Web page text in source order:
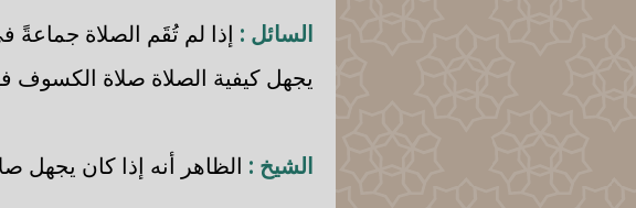
السائل : إذا لم تُقَم الصلاة
يجهل كيفية الصلاة صلاة الكسوف
الشيخ : الظاهر أنه إذا كان